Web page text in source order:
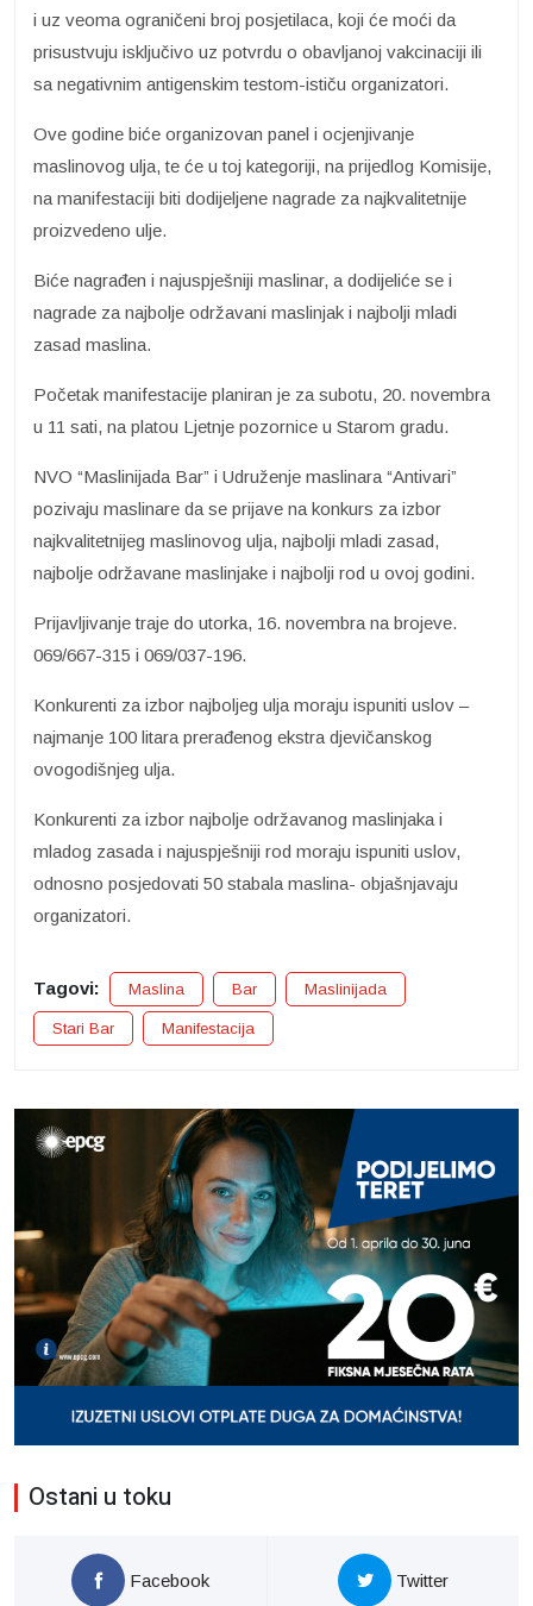
i uz veoma ograničeni broj posjetilaca, koji će moći da
prisustvuju isključivo uz potvrdu o obavljanoj vakcinaciji ili
sa negativnim antigenskim testom-ističu organizatori.
Ove godine biće organizovan panel i ocjenjivanje
maslinovog ulja, te će u toj kategoriji, na prijedlog Komisije,
na manifestaciji biti dodijeljene nagrade za najkvalitetnije
proizvedeno ulje.
Biće nagrađen i najuspješniji maslinar, a dodijeliće se i
nagrade za najbolje održavani maslinjak i najbolji mladi
zasad maslina.
Početak manifestacije planiran je za subotu, 20. novembra
u 11 sati, na platou Ljetnje pozornice u Starom gradu.
NVO “Maslinijada Bar” i Udruženje maslinara “Antivari”
pozivaju maslinare da se prijave na konkurs za izbor
najkvalitetnijeg maslinovog ulja, najbolji mladi zasad,
najbolje održavane maslinjake i najbolji rod u ovoj godini.
Prijavljivanje traje do utorka, 16. novembra na brojeve.
069/667-315 i 069/037-196.
Konkurenti za izbor najboljeg ulja moraju ispuniti uslov –
najmanje 100 litara prerađenog ekstra djevičanskog
ovogodišnjeg ulja.
Konkurenti za izbor najbolje održavanog maslinjaka i
mladog zasada i najuspješniji rod moraju ispuniti uslov,
odnosno posjedovati 50 stabala maslina- objašnjavaju
organizatori.
Tagovi: Maslina Bar Maslinijada
Stari Bar Manifestacija
Ostani u toku
Facebook Twitter